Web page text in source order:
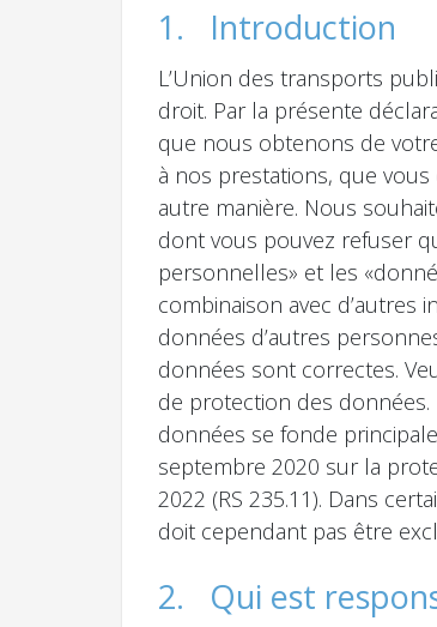
1. Introduction
L’Union des transports
droit. Par la présente
que nous obtenons de
à nos prestations, que
autre manière. Nous
dont vous pouvez refuser
personnelles» et les
combinaison avec d’autres
données d’autres
données sont correctes.
de protection des données.
données se fonde
septembre 2020 sur la
2022 (RS 235.11). Dans
doit cependant pas être
2. Qui est